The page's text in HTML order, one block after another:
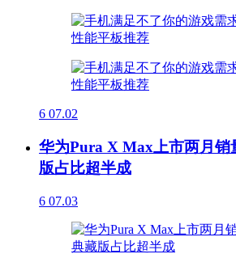
6 07.02
华为Pura X Max上市两月销
版占比超半成
6 07.03